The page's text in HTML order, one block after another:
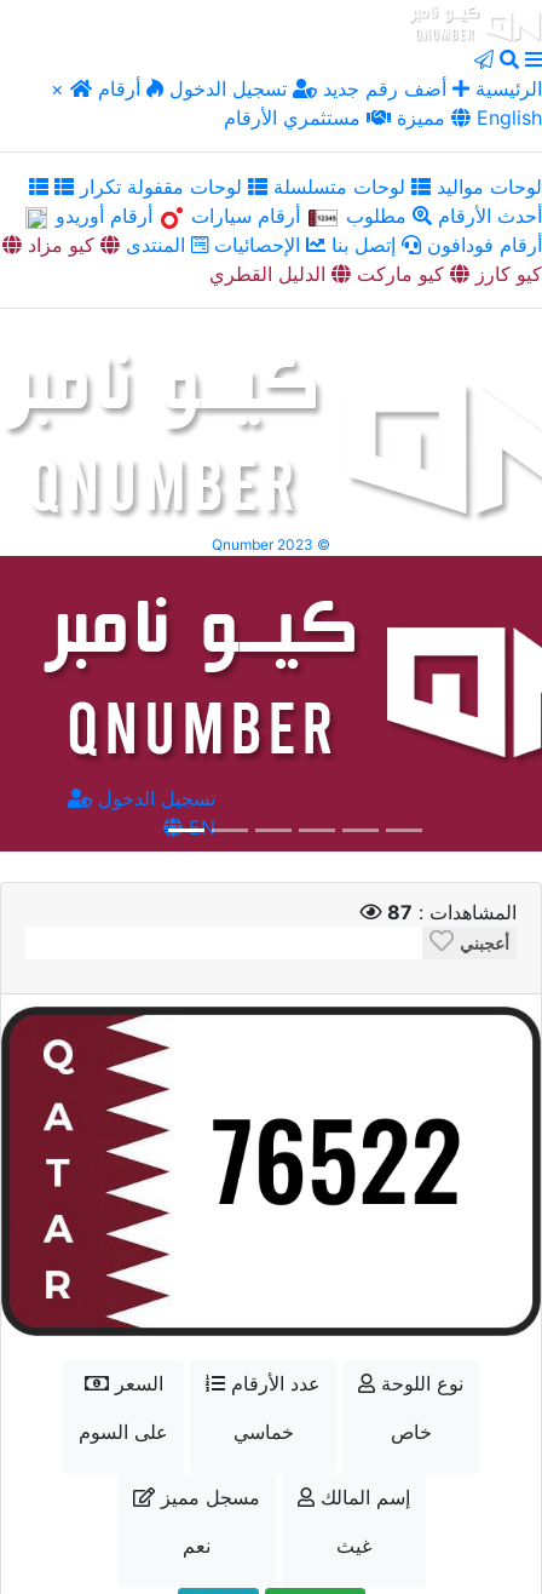
× الرئيسية أضف رقم جديد تسجيل الدخول
أرقام
مميزة
مستثمري الأرقام English
لوحات مواليد لوحات متسلسلة
لوحات مقفولة تكرار
أحدث الأرقام
مطلوب أرقام سيارات
أرقام أوريدو
أرقام فودافون
إتصل بنا الإحصائيات المنتدى
كيو مزاد
كيو كارز
كيو ماركت الدليل القطري
Qnumber 2023 ©
تسجيل الدخول
EN
المشاهدات : 87
أعجبني
السعر
على السوم
عدد الأرقام
خماسي
نوع اللوحة
خاص
مسجل مميز
نعم
إسم المالك
غيث